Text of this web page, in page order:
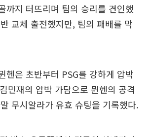
까지 터뜨리며 팀의 승리를 견인했
교체 출전했지만, 팀의 패배를 막
헨은 초반부터 PSG를 강하게 압박
민재의 압박 가담으로 뮌헨의 공격
무시알라가 유효 슈팅을 기록했다.